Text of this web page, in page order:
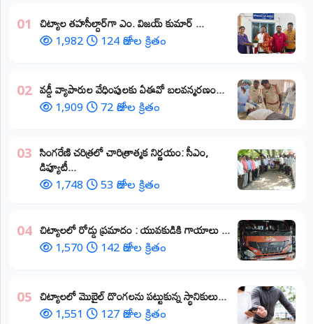
01 ​చిట్యాల తహసీల్దార్‌గా ఎం. విజయ్ కుమార్ ...
1,982 124 రోజుల క్రితం
02 వడ్డీ వ్యాపారుల వేధింపులకు ఏఈవో బలవన్మరణం...
1,909 72 రోజుల క్రితం
03 ​సింగరేణి చరిత్రలో చారిత్రాత్మక నిర్ణయం: సీఎం,
డిప్యూటీ...
1,748 53 రోజుల క్రితం
04 చిట్యాలలో రోడ్డు ప్రమాదం : యువకుడికి గాయాలు ​...
1,570 142 రోజుల క్రితం
05 చిట్యాలలో మొబైల్ దొంగలను పట్టుకున్న స్థానికులు...
1,551 127 రోజుల క్రితం